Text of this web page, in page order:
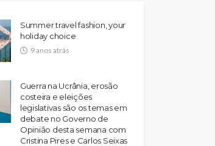
Summer travel fashion, your
holiday choice
9 anos atrás
Guerra na Ucrânia, erosão
costeira e eleições
legislativas são os temas em
debate no Governo de
Opinião desta semana com
Cristina Pires e Carlos Seixas